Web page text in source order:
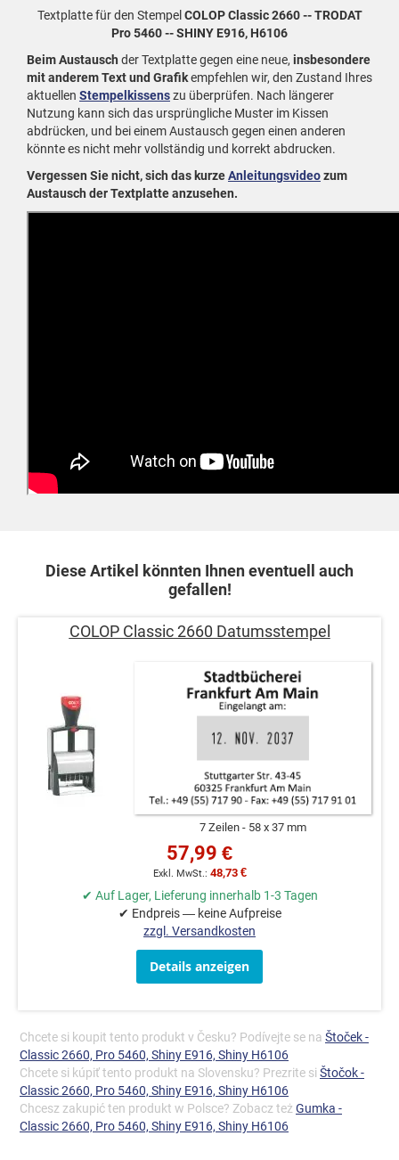
Textplatte für den Stempel COLOP Classic 2660 -- TRODAT
Pro 5460 -- SHINY E916, H6106
Beim Austausch der Textplatte gegen eine neue, insbesondere
mit anderem Text und Grafikempfehlen wir, den Zustand Ihres
aktuellen Stempelkissenszu überprüfen. Nach längerer
Nutzung kann sich das ursprüngliche Muster im Kissen
abdrücken, und bei einem Austausch gegen einen anderen
könnte es nicht mehr vollständig und korrekt abdrucken.
Vergessen Sie nicht, sich das kurzeAnleitungsvideozum
Austausch der Textplatte anzusehen.
Diese Artikel könnten Ihnen eventuell auch
gefallen!
COLOP Classic 2660 Datumsstempel
7 Zeilen 58 x 37 mm
57,99 €
48,73 €
✔ Auf Lager, Lieferung innerhalb 1-3 Tagen
✔ Endpreis — keine Aufpreise
zzgl. Versandkosten
Details anzeigen
Chcete si koupit tento produkt v Česku? Podívejte se na Štoček -
Classic 2660, Pro 5460, Shiny E916, Shiny H6106
Chcete si kúpiť tento produkt na Slovensku? Prezrite si Štočok -
Classic 2660, Pro 5460, Shiny E916, Shiny H6106
Chcesz zakupić ten produkt w Polsce? Zobacz też Gumka -
Classic 2660, Pro 5460, Shiny E916, Shiny H6106